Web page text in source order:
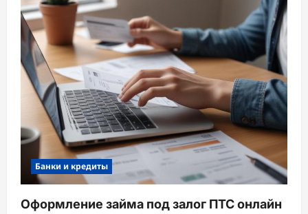
Банки и кредиты
Оформление займа под залог ПТС онлайн